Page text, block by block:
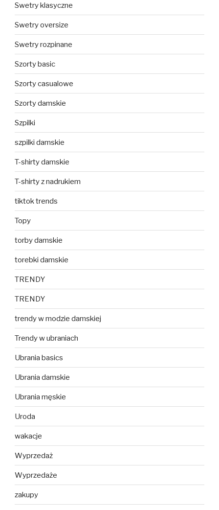
Swetry klasyczne
Swetry oversize
Swetry rozpinane
Szorty basic
Szorty casualowe
Szorty damskie
Szpilki
szpilki damskie
T-shirty damskie
T-shirty z nadrukiem
tiktok trends
Topy
torby damskie
torebki damskie
TRENDY
TRENDY
trendy w modzie damskiej
Trendy w ubraniach
Ubrania basics
Ubrania damskie
Ubrania męskie
Uroda
wakacje
Wyprzedaż
Wyprzedaże
zakupy